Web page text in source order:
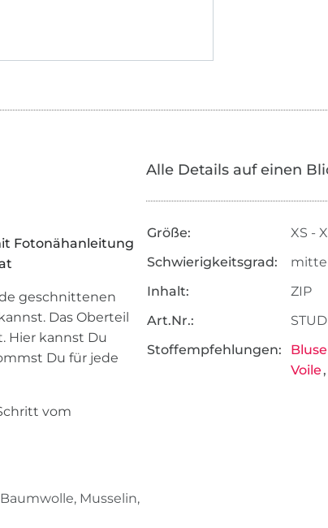
Fotonähanleitung
geschnittenen
Das Oberteil
Hier kannst Du
Du für jede
vom
Musselin,
Alle Details auf einen
Größe:
XS -
Schwierigkeitsgrad:
mittel
Inhalt:
ZIP
Art.Nr.:
Stoffempfehlungen:
Voile